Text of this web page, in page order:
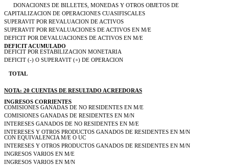
DONACIONES DE BILLETES, MONEDAS Y OTROS OBJETOS DE
CAPITALIZACION DE OPERACIONES CUASIFISCALES
SUPERAVIT POR REVALUACION DE ACTIVOS
SUPERAVIT POR REVALUACIONES DE ACTIVOS EN M/E
DEFICIT POR DEVALUACIONES DE ACTIVOS EN M/E
DEFICIT ACUMULADO
DEFICIT POR ESTABILIZACION MONETARIA
DEFICIT (-) O SUPERAVIT (+) DE OPERACION
TOTAL
NOTA: 20 CUENTAS DE RESULTADO ACREEDORAS
INGRESOS CORRIENTES
COMISIONES GANADAS DE NO RESIDENTES EN M/E
COMISIONES GANADAS DE RESIDENTES EN M/N
INTERESES GANADOS DE NO RESIDENTES EN M/E
INTERESES Y OTROS PRODUCTOS GANADOS DE RESIDENTES EN M/N
CON EQUIVALENCIA M/E O UC
INTERESES Y OTROS PRODUCTOS GANADOS DE RESIDENTES EN M/N
INGRESOS VARIOS EN M/E
INGRESOS VARIOS EN M/N